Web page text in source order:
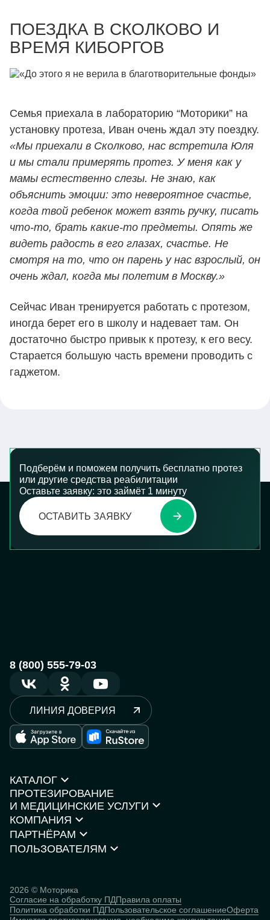
ПОЕЗДКА В СКОЛКОВО И
ВРЕМЯ КИБОРГОВ
Семья приехала в лабораторию “Моторики” на
установку протеза, Иван очень ждал эту поездку.
«Мы приехали в Сколково, нас встретила Юля
и мы стали примерять протез. У меня как у
мамы естественно слезы. Не знаю, как
объяснить эмоции: это невероятное счастье,
когда твой ребенок может взять ручку, писать
что-то, брать какие-то предметы. Опять же
видеть радость в его глазах, счастье. Не
смотря на то, что он парень у нас взрослый, он
очень ждал, когда мы полетим в Москву.»
Сейчас Иван тренируется работать с протезом,
иногда берет его в школу и надевает там. Он
достаточно быстро привык к протезу, к его весу.
Старается большую часть времени проводить с
гаджетом.
Подберём и поможем получить бесплатно протез
или другие средства реабилитации
Оставьте заявку: это займёт 1 минуту
ОСТАВИТЬ ЗАЯВКУ
8 (800) 555-79-03
ЛИНИЯ ДОВЕРИЯ
КАТАЛОГ
Протезы рук
Протезы ног
Кресла-коляски
Каталог товаров
Нейростимуляторы
КОМПАНИЯ
О компании
Контакты
ПОЛЬЗОВАТЕЛЯМ
База знаний
Человек
кибернетический
ПРОТЕЗИРОВАНИЕ
И МЕДИЦИНСКИЕ УСЛУГИ
Моторика Орто
ПАРТНЁРАМ
Партнёрская программа
2026 © Моторика
Согласие на обработку ПДПравила оплаты
Политика обработки ПДПользовательское соглашениеОферта